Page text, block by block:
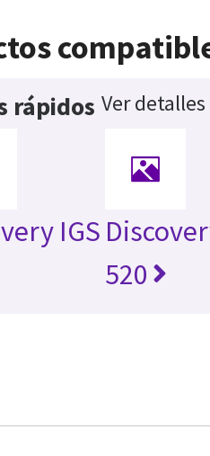
rápidos Ver
IGS
520